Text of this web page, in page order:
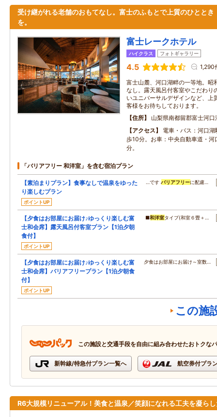
受け継がれる老舗のおもてなし。富士のふもとで上質のひととき
を。
富士レークホテル
ハイクラス フォトギャラリー
4.5 1,290
富士山麓、河口湖畔の一等地。昭
なし。露天風呂付客室やこだわり
いユニバーサルデザインなど、上
客様をお待ちしております。
住所
山梨県南都留郡富士河口
アクセス
電車・バス：河口
歩10分。お車：中央自動車道・河
分。
「バリアフリー 和洋室」を含む宿泊プラン
【素泊まりプラン】食事なしで温泉をゆった
り楽しむプラン
ポイントUP
…ですバリアフリーに配慮…
【夕食はお部屋にお届け♪ゆっくり楽しむ富
士和会席】露天風呂付客室プラン【1泊夕朝
食付】
ポイントUP
■和洋室タイプ(和室６畳＋…
【夕食はお部屋にお届け♪ゆっくり楽しむ富
士和会席】バリアフリープラン【1泊夕朝食
付】
ポイントUP
夕食はお部屋にお届け～室数…
この施
この施設と交通手段を自由に組み合わせたおトクな
新幹線/特急付プラン一覧へ 航空券付プラ
R6大規模リニューアル！美食と温泉／笑顔になれる工夫を凝ら